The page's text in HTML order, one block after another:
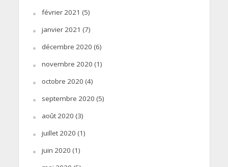
février 2021 (5)
janvier 2021 (7)
décembre 2020 (6)
novembre 2020 (1)
octobre 2020 (4)
septembre 2020 (5)
août 2020 (3)
juillet 2020 (1)
juin 2020 (1)